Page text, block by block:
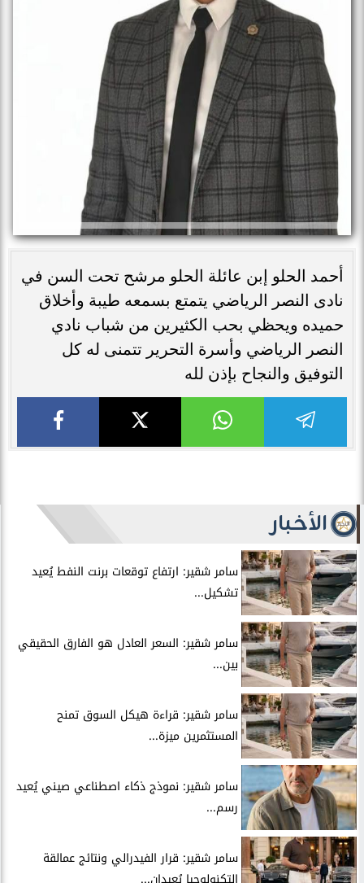
أحمد الحلو إبن عائلة الحلو مرشح تحت السن في
نادى النصر الرياضي يتمتع بسمعه طيبة وأخلاق
حميده ويحظي بحب الكثيرين من شباب نادي
النصر الرياضي وأسرة التحرير تتمنى له كل
التوفيق والنجاح بإذن لله
الأخبار
سامر شقير: ارتفاع توقعات برنت النفط يُعيد
تشكيل...
سامر شقير: السعر العادل هو الفارق الحقيقي
بين...
سامر شقير: قراءة هيكل السوق تمنح
المستثمرين ميزة...
سامر شقير: نموذج ذكاء اصطناعي صيني يُعيد
رسم...
سامر شقير: قرار الفيدرالي ونتائج عمالقة